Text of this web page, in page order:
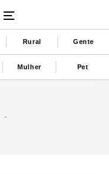
Rural Gente
Mulher Pet